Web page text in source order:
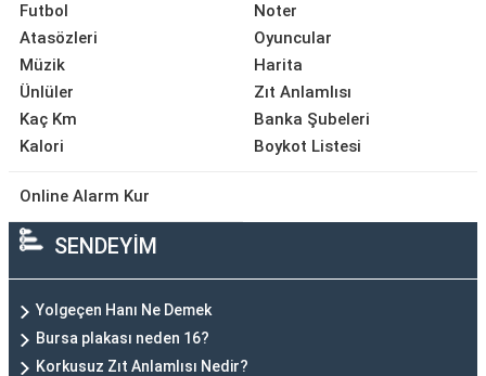
Futbol
Atasözleri
Müzik
Ünlüler
Kaç Km
Kalori
Noter
Oyuncular
Harita
Zıt Anlamlısı
Banka Şubeleri
Boykot Listesi
Online Alarm Kur
SENDEYİM
Yolgeçen Hanı Ne Demek
Bursa plakası neden 16?
Korkusuz Zıt Anlamlısı Nedir?